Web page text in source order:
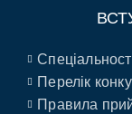
Перелік
Правила